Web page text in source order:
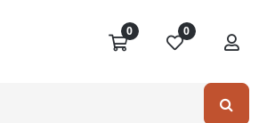
0 0